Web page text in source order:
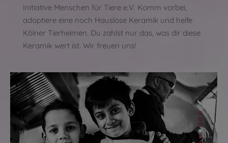
Initiative Menschen für Tiere e.V. Komm vorbei,
adoptiere eine noch Hauslose Keramik und helfe
Kölner Tierheimen. Du zahlst nur das, was dir diese
Keramik wert ist. Wir freuen uns!